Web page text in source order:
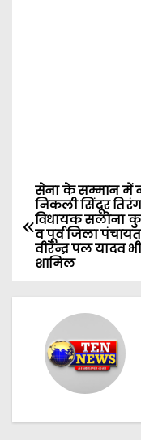
P
o
s
t
सेना के सम्मान में
निकली सिंदूर तिरंगा
विधायक सलोना
व पूर्व जिला
वीरेन्द्र पल यादव
शामिल